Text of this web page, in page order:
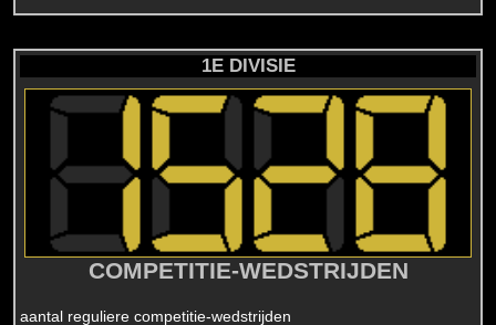
1E DIVISIE
COMPETITIE-WEDSTRIJDEN
aantal reguliere competitie-wedstrijden